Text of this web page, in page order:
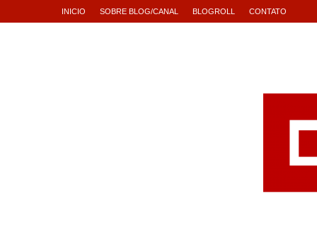
INICIO SOBRE BLOG/CANAL BLOGROLL CONTATO